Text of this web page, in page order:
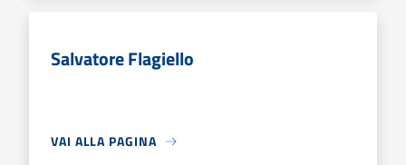
Salvatore Flagiello
VAI ALLA PAGINA